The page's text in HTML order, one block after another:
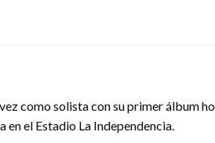
como solista con su primer álbum
el Estadio La Independencia.